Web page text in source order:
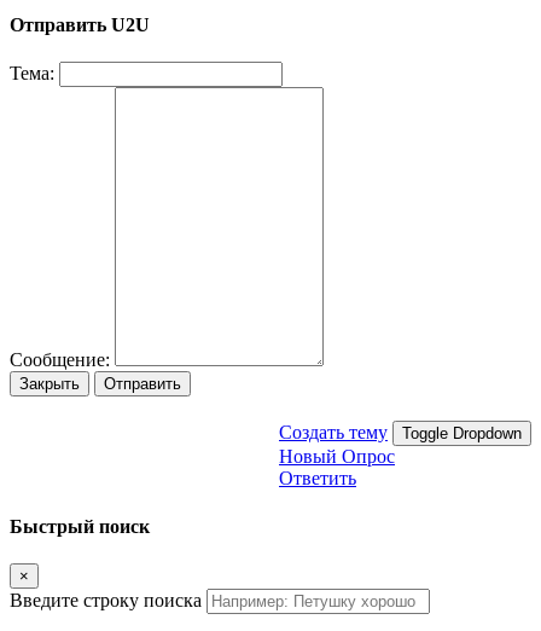
Отправить U2U
Тема:
Сообщение:
Закрыть Отправить
Создать тему Toggle Dropdown
Новый Опрос
Ответить
Быстрый поиск
×
Введите строку поиска